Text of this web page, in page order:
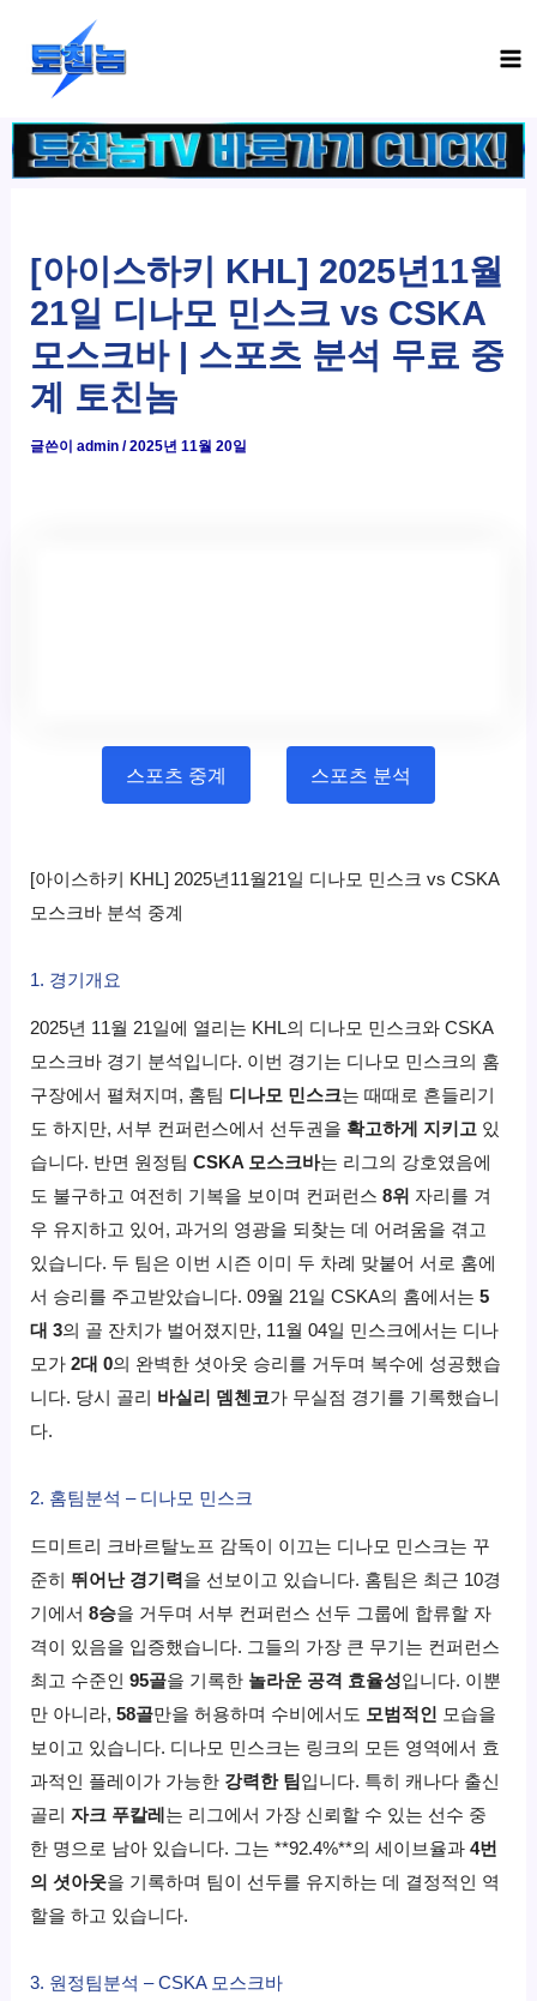
건
너
[아이스하키 KHL] 2025년11월
21일 디나모 민스크 vs CSKA
모스크바 | 스포츠 분석 무료 중
계 토친놈
글쓴이admin/2025년 11월 20일
스포츠 중계 스포츠 분석
[아이스하키 KHL] 2025년11월21일 디나모 민스크 vs CSKA
모스크바 분석 중계
1. 경기개요
2025년 11월 21일에 열리는 KHL의 디나모 민스크와 CSKA
모스크바 경기 분석입니다. 이번 경기는 디나모 민스크의 홈
구장에서 펼쳐지며, 홈팀 디나모 민스크는 때때로 흔들리기
도 하지만, 서부 컨퍼런스에서 선두권을 확고하게 지키고 있
습니다. 반면 원정팀CSKA 모스크바는 리그의 강호였음에
도 불구하고 여전히 기복을 보이며 컨퍼런스8위 자리를 겨
우 유지하고 있어, 과거의 영광을 되찾는 데 어려움을 겪고
있습니다. 두 팀은 이번 시즌 이미 두 차례 맞붙어 서로 홈에
서 승리를 주고받았습니다. 09월 21일 CSKA의 홈에서는5
대 3의 골 잔치가 벌어졌지만, 11월 04일 민스크에서는 디나
모가2대 0의 완벽한 셧아웃 승리를 거두며 복수에 성공했습
니다. 당시 골리 바실리 뎀첸코가 무실점 경기를 기록했습니
다.
2. 홈팀분석 – 디나모 민스크
드미트리 크바르탈노프 감독이 이끄는 디나모 민스크는 꾸
준히 뛰어난 경기력을 선보이고 있습니다. 홈팀은 최근 10경
기에서8승을 거두며 서부 컨퍼런스 선두 그룹에 합류할 자
격이 있음을 입증했습니다. 그들의 가장 큰 무기는 컨퍼런스
최고 수준인95골을 기록한 놀라운 공격 효율성입니다. 이뿐
만 아니라,58골만을 허용하며 수비에서도 모범적인
모습을
보이고 있습니다. 디나모 민스크는 링크의 모든 영역에서 효
과적인 플레이가 가능한 강력한 팀입니다. 특히 캐나다 출신
골리자크 푸칼레 는 리그에서 가장 신뢰할 수 있는 선수 중
한 명으로 남아 있습니다. 그는 **92.4%**의 세이브율과4번
의 셧아웃을 기록하며 팀이 선두를 유지하는 데 결정적인 역
할을 하고 있습니다.
3. 원정팀분석 – CSKA 모스크바